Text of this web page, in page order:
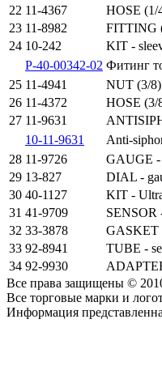
22 11-4367 HOSE (1/
23 11-8982 FITTING
24 10-242 KIT -
P-40-00342-02 Фитинг
25 11-4941 NUT (3/8)
26 11-4372 HOSE (3/
27 11-9631
10-11-9631
Anti-
28 11-9726 GAUGE -
29 13-827 DIAL -
30 40-1127 KIT -
31 41-9709 SENSOR
32 33-3878 GASKET
33 92-8941 TUBE -
34 92-9930
Все права защищены ©
Все торговые марки и
Информация